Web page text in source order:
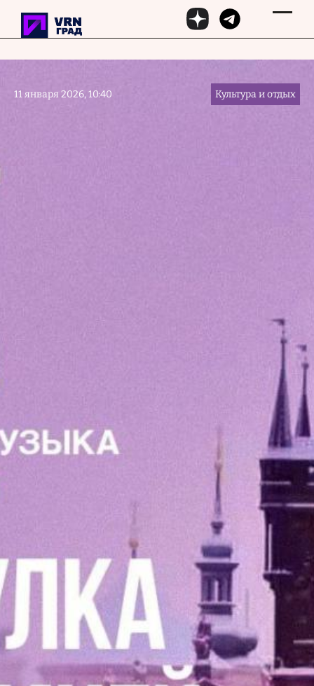
Перейти к основному содержанию
11 января 2026, 10:40 Культура и отдых